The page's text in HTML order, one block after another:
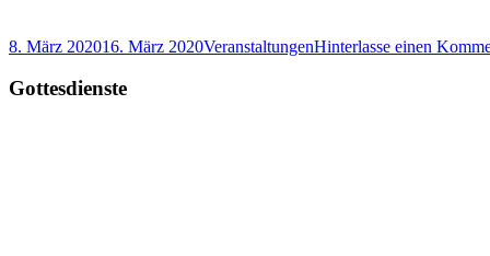
Veröffentlicht
8. März 202016. März 2020Kategorien
VeranstaltungenHinterlasse einen
Haupt-
Gottesdienste